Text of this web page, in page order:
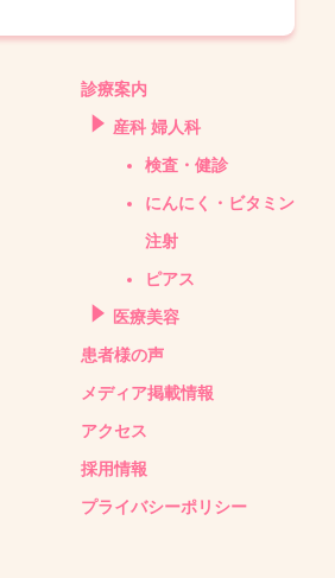
診療案内
産科 婦人科
検査・健診
にんにく・ビタミン
注射
ピアス
医療美容
患者様の声
メディア掲載情報
アクセス
採用情報
プライバシーポリシー